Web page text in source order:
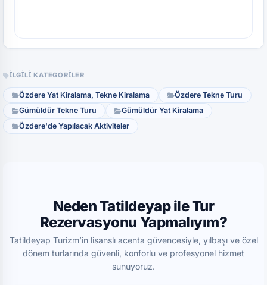
İLGILI KATEGORILER
Özdere Yat Kiralama, Tekne Kiralama
Özdere Tekne Turu
Gümüldür Tekne Turu
Gümüldür Yat Kiralama
Özdere'de Yapılacak Aktiviteler
Neden Tatildeyap ile Tur
Rezervasyonu Yapmalıyım?
Tatildeyap Turizm’in lisanslı acenta güvencesiyle, yılbaşı ve özel
dönem turlarında güvenli, konforlu ve profesyonel hizmet
sunuyoruz.